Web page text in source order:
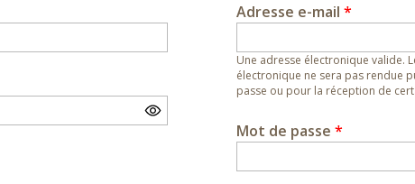
Adresse e-mail *
Une adresse électronique valide.
électronique ne sera pas rendue
passe ou pour la réception de
Mot de passe *